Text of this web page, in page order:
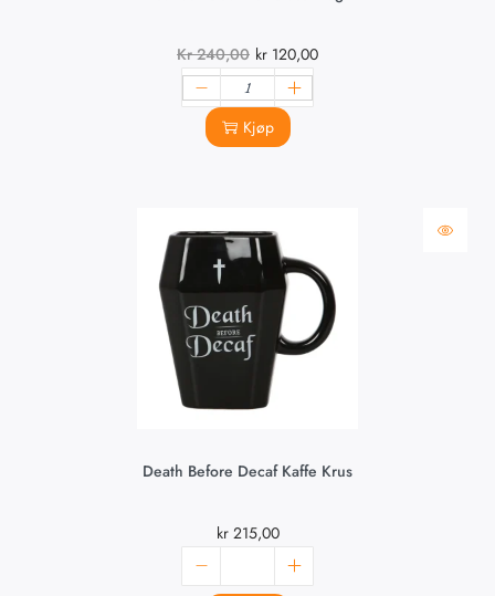
Kr240,00 kr 120,00
Kjøp
Death Before Decaf Kaffe Krus
kr215,00